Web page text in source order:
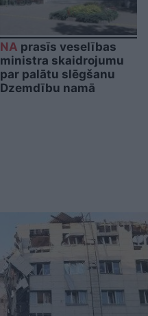
NA prasīs veselības
ministra skaidrojumu
par palātu slēgšanu
Dzemdību namā